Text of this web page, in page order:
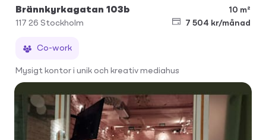
Brännkyrkagatan 103b
10 m²
117 26 Stockholm 7 504 kr/månad
Co-work
Mysigt kontor i unik och kreativ mediahus